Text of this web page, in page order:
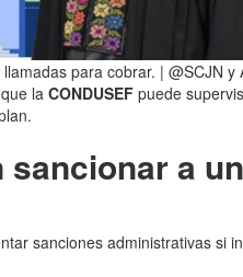
para cobrar. | @SCJN y
laCONDUSEF puede
sancionar a
sanciones administrativas si